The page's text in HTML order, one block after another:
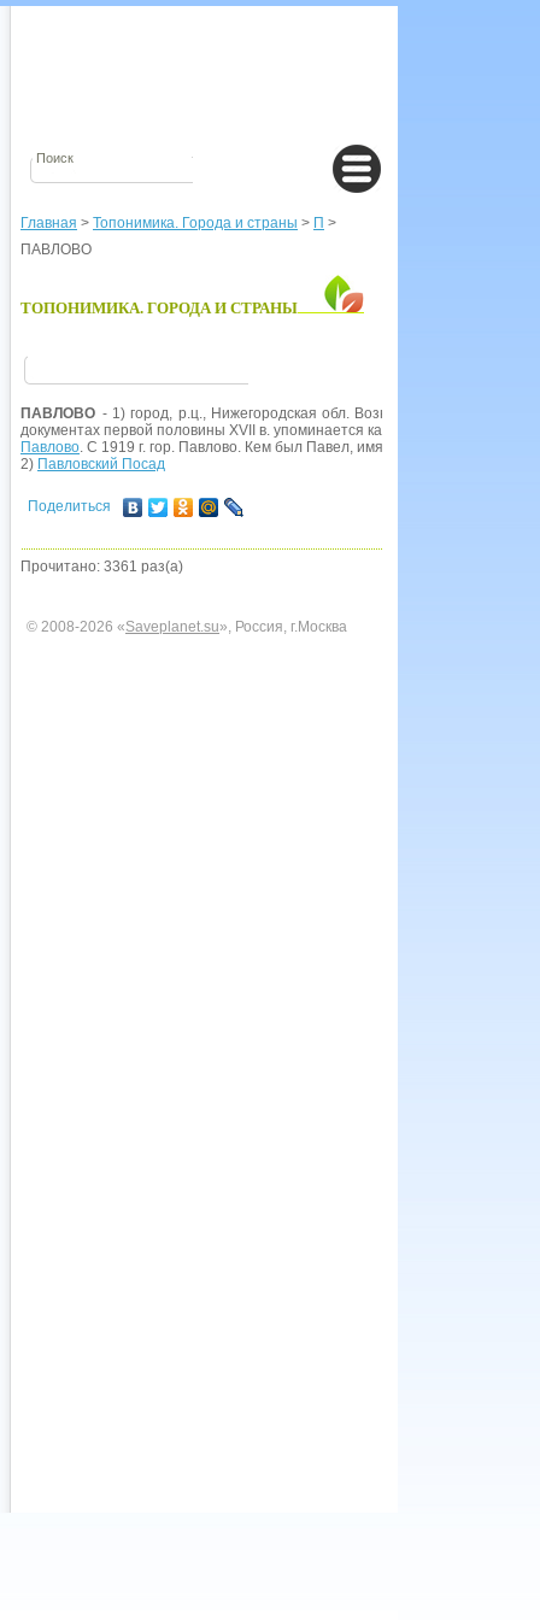
Главная > Топонимика. Города и страны > П >
ПАВЛОВО
ТОПОНИМИКА. ГОРОДА И СТРАНЫ
ПАВЛОВО - 1) город, р.ц., Нижегородская обл. Возник как сторожевое
документах первой половины XVII в. упоминается как град Павлов,
Павлово. С 1919 г. гор. Павлово. Кем был Павел, имя которого носит город,
2) Павловский Посад
Поделиться
Прочитано: 3361 раз(а)
© 2008-2026 «Saveplanet.su», Россия, г.Москва